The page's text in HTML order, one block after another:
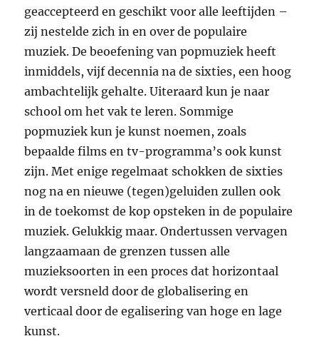
geaccepteerd en geschikt voor alle leeftijden –
zij nestelde zich in en over de populaire
muziek. De beoefening van popmuziek heeft
inmiddels, vijf decennia na de sixties, een hoog
ambachtelijk gehalte. Uiteraard kun je naar
school om het vak te leren. Sommige
popmuziek kun je kunst noemen, zoals
bepaalde films en tv-programma’s ook kunst
zijn. Met enige regelmaat schokken de sixties
nog na en nieuwe (tegen)geluiden zullen ook
in de toekomst de kop opsteken in de populaire
muziek. Gelukkig maar. Ondertussen vervagen
langzaamaan de grenzen tussen alle
muzieksoorten in een proces dat horizontaal
wordt versneld door de globalisering en
verticaal door de egalisering van hoge en lage
kunst.